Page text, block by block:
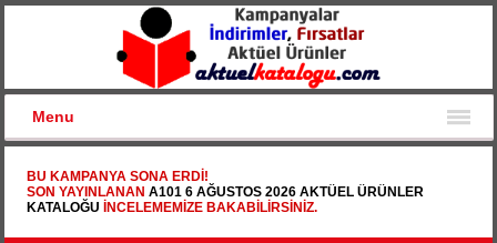
Menu
BU KAMPANYA SONA ERDI!
SON YAYINLANANA101 6 AĞUSTOS 2026 AKTÜEL ÜRÜNLER
KATALOĞU
INCELEMEMIZE BAKABILIRSINIZ.